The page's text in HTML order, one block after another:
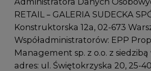
RETAIL – GALERIA SUDECKA
Konstruktorska 12a, 02-673
Współadministratorów: EPP
Management sp. z o.o. z siedzibą
adres: ul. Świętokrzyska 20, 25-